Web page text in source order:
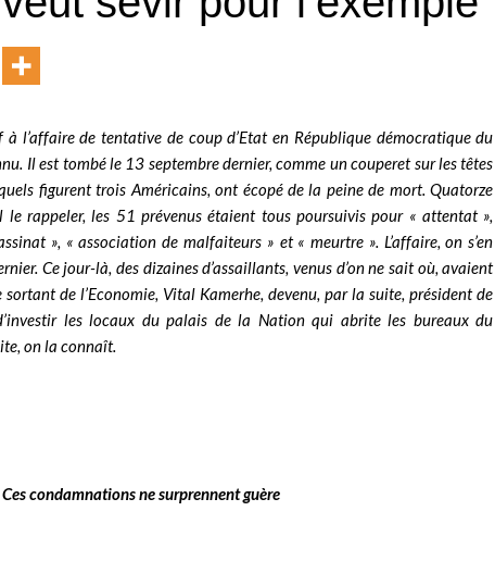
l’affaire de tentative de coup d’Etat en République démocratique du
Il est tombé le 13 septembre dernier, comme un couperet sur les têtes
figurent trois Américains, ont écopé de la peine de mort. Quatorze
le rappeler, les 51 prévenus étaient tous poursuivis pour « attentat »,
», « association de malfaiteurs » et « meurtre ». L’affaire, on s’en
Ce jour-là, des dizaines d’assaillants, venus d’on ne sait où, avaient
de l’Economie, Vital Kamerhe, devenu, par la suite, président de
les locaux du palais de la Nation qui abrite les bureaux du
on la connaît.
Ces condamnations ne surprennent guère